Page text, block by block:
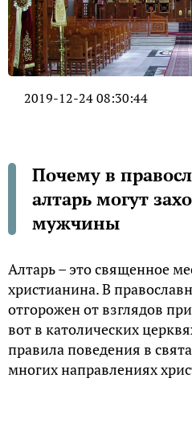
2019-12-24 08:30:44
Почему в
алтарь могут
мужчины
Алтарь – это священное
христианина. В
отгорожен от взглядов
вот в католических
правила поведения в
многих направлениях